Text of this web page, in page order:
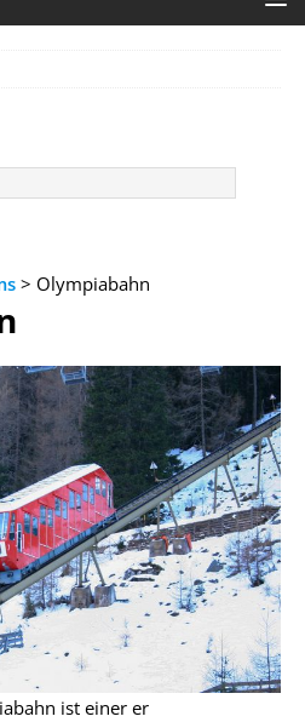
> Olympiabahn
ist einer er